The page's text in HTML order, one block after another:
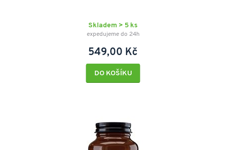
Skladem > 5 ks
expedujeme do 24h
549,00 Kč
DO KOŠÍKU